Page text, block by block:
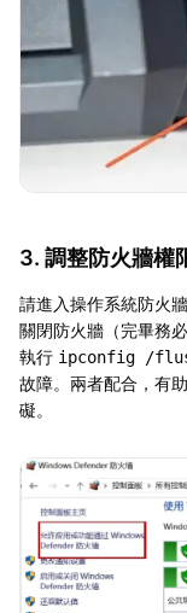
3. 調整防火牆權
請進入操作系統防火
關閉防火牆（完畢務
執行 ipconfig /
故障。兩者配合，有
礙。